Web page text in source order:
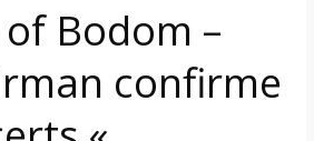
Bodom –
confirme